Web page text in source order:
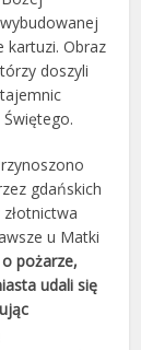
kartuzi. Obraz
doszyli
gdańskich
u Matki
pożarze,
udali się